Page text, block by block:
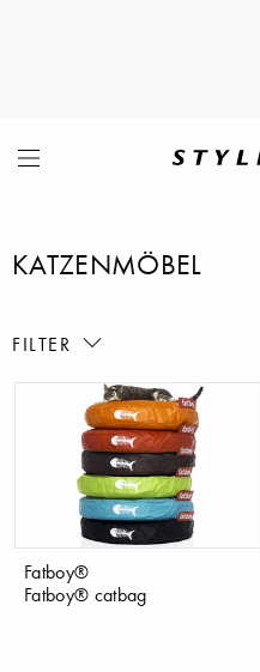
KATZENMÖBEL
FILTER
Fatboy®
Fatboy® catbag